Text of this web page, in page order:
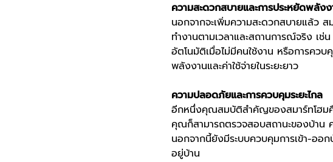
ความสะดวกสบายและการประหยัดพลังง
นอกจากจะเพิ่มความสะดวกสบายแล้ว
ทำงานตามเวลาและสถานการณ์จริง เ
อัตโนมัติเมื่อไม่มีคนใช้งาน หรือการคว
พลังงานและค่าใช้จ่ายในระยะยาว
ความปลอดภัยและการควบคุมระยะไกล
อีกหนึ่งคุณสมบัติสำคัญของสมาร์ทโฮมคื
คุณก็สามารถตรวจสอบสถานะของบ้าน
นอกจากนี้ยังมีระบบควบคุมการเข้า-ออ
อยู่บ้าน